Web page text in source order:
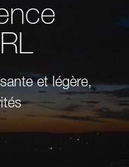
RL
et légère,